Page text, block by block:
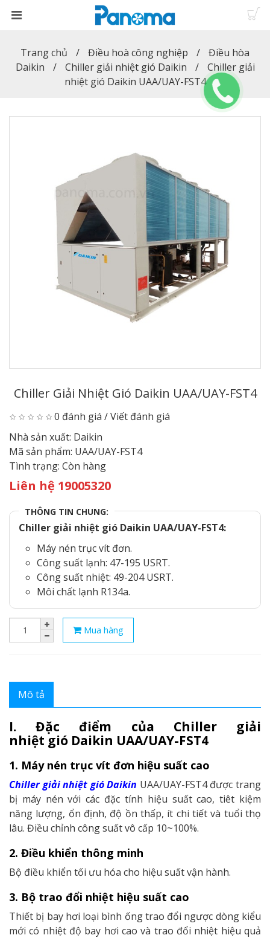
Trang chủ Điều hoà công nghiệp
Điều hòa
Daikin
Chiller giải nhiệt gió Daikin
Chiller giải
nhiệt gió Daikin UAA/UAY-FST4
Chiller Giải Nhiệt Gió Daikin UAA/UAY-FST4
0 đánh giá /Viết đánh giá
Nhà sản xuất: Daikin
Mã sản phẩm: UAA/UAY-FST4
Tình trạng: Còn hàng
Liên hệ 19005320
THÔNG TIN CHUNG:
Chiller giải nhiệt gió Daikin UAA/UAY-FST4:
Máy nén trục vít đơn.
Công suất lạnh: 47-195 USRT.
Công suất nhiệt: 49-204 USRT.
Môi chất lạnh R134a.
Mua hàng
Mô tả
I. Đặc điểm của Chiller giải
nhiệt gió Daikin UAA/UAY-FST4
1. Máy nén trục vít đơn hiệu suất cao
Chiller giải nhiệt gió Daikin UAA/UAY-FST4 được trang
bị máy nén với các đặc tính hiệu suất cao, tiêt kiệm
năng lượng, ổn định, độ ồn thấp, ít chi tiết và tuổi thọ
lâu. Điều chỉnh công suất vô cấp 10~100%.
2. Điều khiển thông minh
Bộ điều khiển tối ưu hóa cho hiệu suất vận hành.
3. Bộ trao đổi nhiệt hiệu suất cao
Thiết bị bay hơi loại bình ống trao đổi ngược dòng kiểu
mới có nhiệt độ bay hơi cao và trao đổi nhiệt hiệu quả